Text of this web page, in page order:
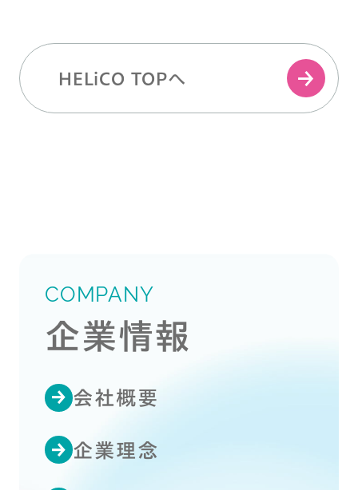
HELiCO TOPへ
COMPANY
企業情報
会社概要
企業理念